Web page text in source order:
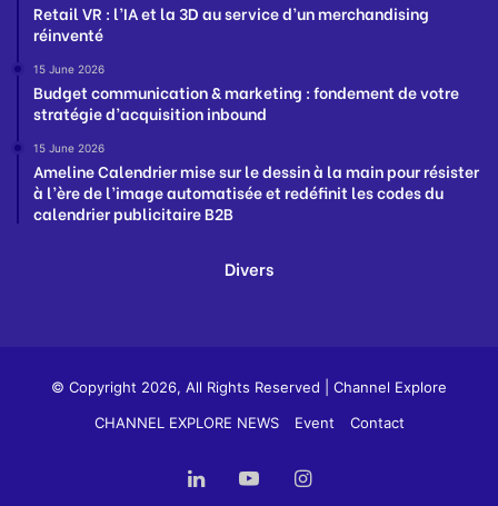
Retail VR : l’IA et la 3D au service d’un merchandising
réinventé
15 June 2026
Budget communication & marketing : fondement de votre
stratégie d’acquisition inbound
15 June 2026
Ameline Calendrier mise sur le dessin à la main pour résister
à l’ère de l’image automatisée et redéfinit les codes du
calendrier publicitaire B2B
Divers
© Copyright 2026, All Rights Reserved | Channel Explore
CHANNEL EXPLORE NEWS
Event Contact
LinkedInYouTubeInstagram